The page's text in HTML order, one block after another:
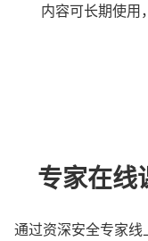
内容可长期使用
专家在线
通过资深安全专家